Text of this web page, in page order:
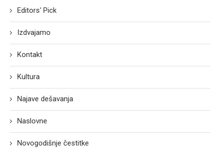
Editors' Pick
Izdvajamo
Kontakt
Kultura
Najave dešavanja
Naslovne
Novogodišnje čestitke